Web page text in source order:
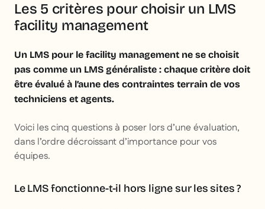
Les 5 critères pour choisir un LMS
facility management
Un LMS pour le facility management ne se choisit
pas comme un LMS généraliste : chaque critère doit
être évalué à l’aune des contraintes terrain de vos
techniciens et agents.
Voici les cinq questions à poser lors d’une évaluation,
dans l’ordre décroissant d’importance pour vos
équipes.
Le LMS fonctionne-t-il hors ligne sur les sites ?